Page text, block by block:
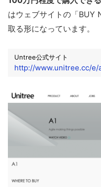
はウェブサイトの「BUY
取る形になっています。
Untree公式サイト
http://www.unitree.cc/